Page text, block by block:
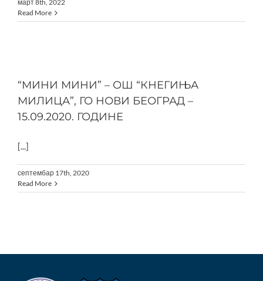
март 8th, 2022
Read More
“МИНИ МИНИ” – ОШ “КНЕГИЊА
МИЛИЦА”, ГО НОВИ БЕОГРАД –
15.09.2020. ГОДИНЕ
[...]
септембар 17th, 2020
Read More